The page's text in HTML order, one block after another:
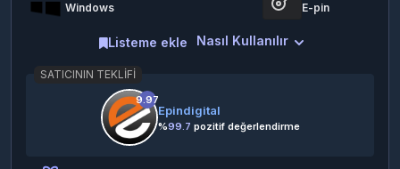
Windows
E-pin
Nasıl Kullanılır
Listeme ekle
SATICININ TEKLIFI
9.97
Epindigital
%99.7 pozitif değerlendirme